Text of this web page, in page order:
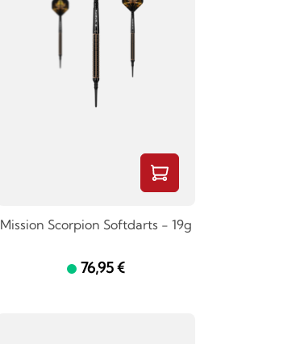
Mission Scorpion Softdarts - 19g
76,95 €